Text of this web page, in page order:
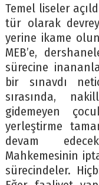
Temel liseler
tür olarak
yerine ikame
MEB’e,
sürecine
bir sınavdı
sırasında,
gidemeyen
yerleştirme
devam
Mahkemesinin
sürecindeler.